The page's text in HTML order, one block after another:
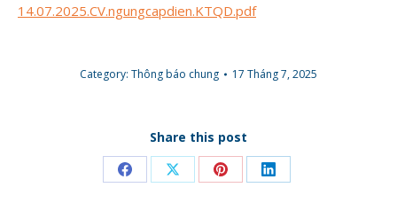
14.07.2025.CV.ngungcapdien.KTQD.pdf
Category: Thông báo chung 17 Tháng 7, 2025
Share this post
Share Share Share Share